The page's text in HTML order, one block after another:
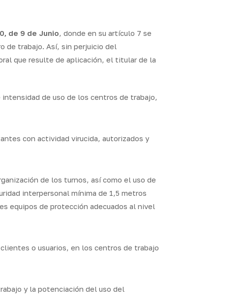
de 9 de Junio , donde en su artículo 7 se
de trabajo. Así, sin perjuicio del
que resulte de aplicación, el titular de la
de uso de los centros de trabajo,
con actividad virucida, autorizados y
de los turnos, así como el uso de
interpersonal mínima de 1,5 metros
equipos de protección adecuados al nivel
o usuarios, en los centros de trabajo
y la potenciación del uso del